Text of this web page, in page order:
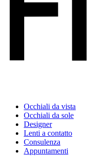
Occhiali da vista
Occhiali da sole
Designer
Lenti a contatto
Consulenza
Appuntamenti